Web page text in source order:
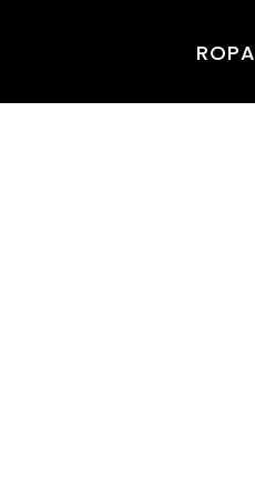
ROPA